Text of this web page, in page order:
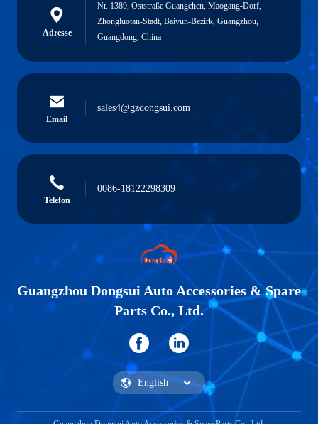
Adresse
Nr. 1389, Oststraße Guangchen, Maogang-Dorf,
Zhongluotan-Stadt, Baiyun-Bezirk, Guangzhou,
Guangdong, China
Email
sales4@gzdongsui.com
Telefon
0086-18122298309
Guangzhou Dongsui Auto Accessories & Spare
Parts Co., Ltd.